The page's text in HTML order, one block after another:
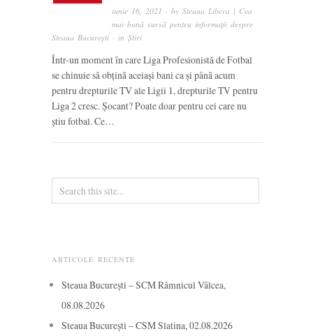
iunie 16, 2021 · bySteaua Libera | Cea
mai bună sursă pentru informații despre
Steaua București · in Știri
Într-un moment în care Liga Profesionistă de Fotbal
se chinuie să obțină aceiași bani ca și până acum
pentru drepturile TV ale Ligii 1, drepturile TV pentru
Liga 2 cresc. Șocant? Poate doar pentru cei care nu
știu fotbal. Ce…
ARTICOLE RECENTE
Steaua București – SCM Râmnicul Vâlcea,
08.08.2026
Steaua București – CSM Slatina, 02.08.2026